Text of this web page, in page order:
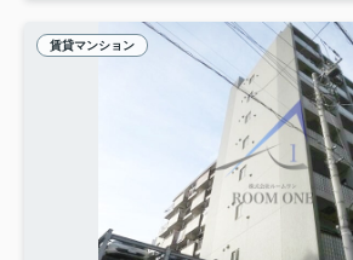
賃貸マンション